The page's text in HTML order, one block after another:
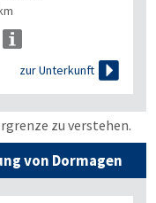
zur Unterkunft 
zu verstehen.
von Dormagen